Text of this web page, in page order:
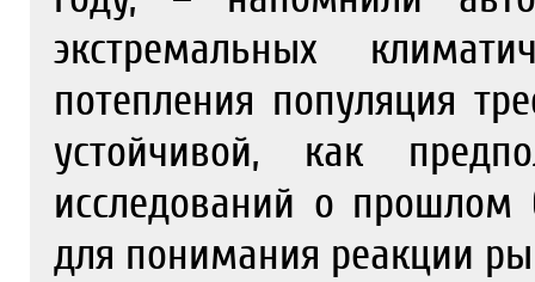
экстремальных
потепления популяция
устойчивой, как
исследований о прошлом
для понимания реакции